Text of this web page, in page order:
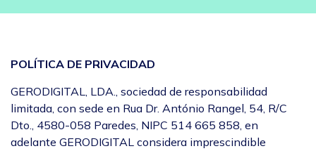
POLÍTICA DE PRIVACIDAD
GERODIGITAL, LDA., sociedad de responsabilidad
limitada, con sede en Rua Dr. António Rangel, 54, R/C
Dto., 4580-058 Paredes, NIPC 514 665 858, en
adelante GERODIGITAL considera imprescindible